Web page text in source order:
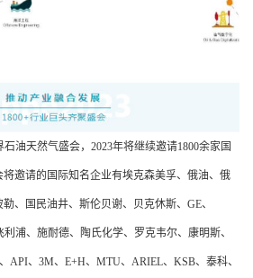
油天然气盛会，2023年将继续邀请1800余家国
邀请的国际知名企业有埃克森美孚、俄油、俄
、国民油井、斯伦贝谢、贝克休斯、GE、
浦、施耐德、陶氏化学、罗克韦尔、康明斯、
API、3M、E+H、MTU、ARIEL、KSB、泰科、